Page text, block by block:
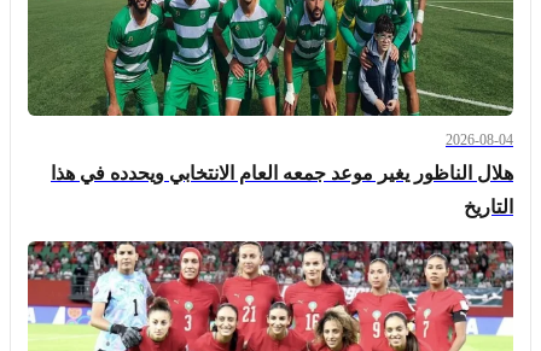
2026-08-04
هلال الناظور يغير موعد جمعه العام الانتخابي ويحدده في هذا
التاريخ